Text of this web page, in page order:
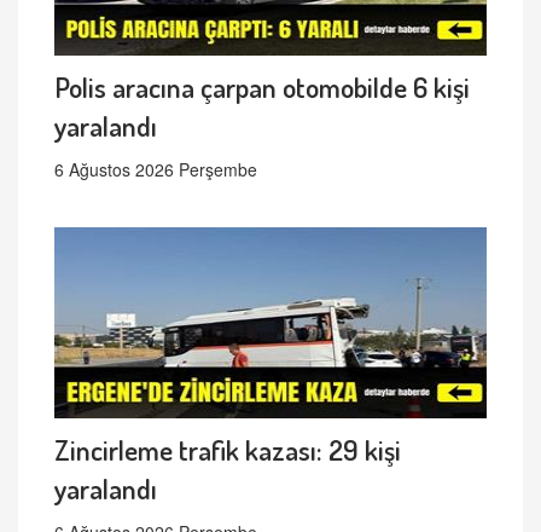
Polis aracına çarpan otomobilde 6 kişi
yaralandı
6 Ağustos 2026 Perşembe
Zincirleme trafik kazası: 29 kişi
yaralandı